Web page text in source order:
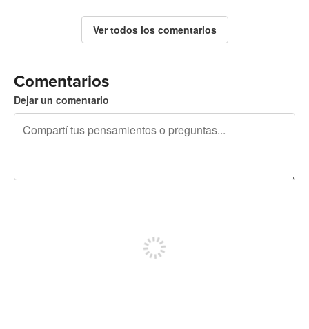
Ver todos los comentarios
Comentarios
Dejar un comentario